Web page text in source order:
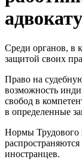
адвокату
Среди органов, в
защитой своих
Право на
возможность
свобод в
в определенные
Нормы Трудового
иностранцев.